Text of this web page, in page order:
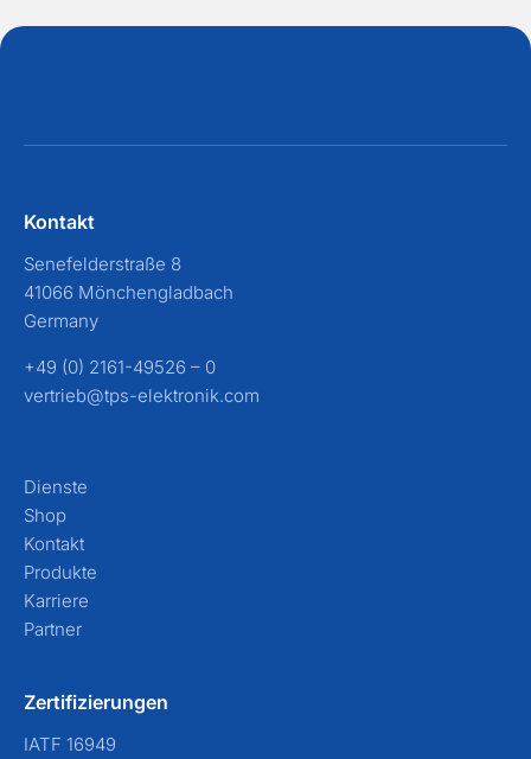
Kontakt
Senefelderstraße 8
41066 Mönchengladbach
Germany
+49 (0) 2161-49526 – 0
vertrieb@tps-elektronik.com
Dienste
Shop
Kontakt
Produkte
Karriere
Partner
Zertifizierungen
IATF 16949